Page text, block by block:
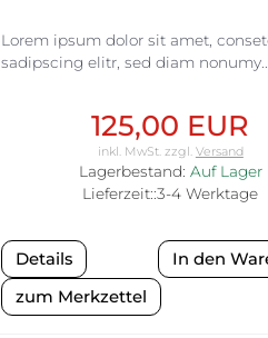
Lorem ipsum dolor sit amet,
sadipscing elitr, sed diam nonumy...
125,00 EUR
inkl. MwSt. zzgl. Versand
Lagerbestand: Auf Lager
Lieferzeit::3-4 Werktage
Details
zum Merkzettel